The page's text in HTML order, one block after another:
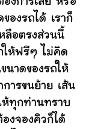
องรถได้ เราก็
ลือตรงส่วนนี้
ให้ฟรีๆ ไม่คิด
นาดของรถให้
การขนย้าย เส้น
ห้ทุกท่านทราบ
งจองคิวก็ได้